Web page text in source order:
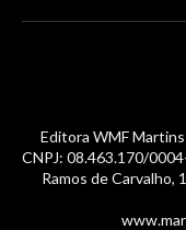
Editora WMF
CNPJ: 08.463.170/
Ramos de Carvalho,